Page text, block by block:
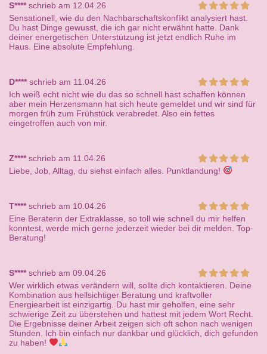
S****schrieb am 12.04.26
Sensationell, wie du den Nachbarschaftskonflikt analysiert hast.
Du hast Dinge gewusst, die ich gar nicht erwähnt hatte. Dank
deiner energetischen Unterstützung ist jetzt endlich Ruhe im
Haus. Eine absolute Empfehlung.
D****schrieb am 11.04.26
Ich weiß echt nicht wie du das so schnell hast schaffen können
aber mein Herzensmann hat sich heute gemeldet und wir sind für
morgen früh zum Frühstück verabredet. Also ein fettes
eingetroffen auch von mir.
Z****schrieb am 11.04.26
Liebe, Job, Alltag, du siehst einfach alles. Punktlandung!
T****schrieb am 10.04.26
Eine Beraterin der Extraklasse, so toll wie schnell du mir helfen
konntest, werde mich gerne jederzeit wieder bei dir melden. Top-
Beratung!
S****schrieb am 09.04.26
Wer wirklich etwas verändern will, sollte dich kontaktieren. Deine
Kombination aus hellsichtiger Beratung und kraftvoller
Energiearbeit ist einzigartig. Du hast mir geholfen, eine sehr
schwierige Zeit zu überstehen und hattest mit jedem Wort Recht.
Die Ergebnisse deiner Arbeit zeigen sich oft schon nach wenigen
Stunden. Ich bin einfach nur dankbar und glücklich, dich gefunden
zu haben!